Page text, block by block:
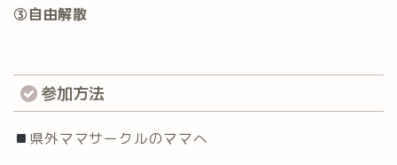
③自由解散
参加方法
県外ママサークルのママへ